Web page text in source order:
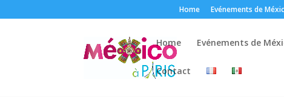
Home Evénements de
Home Evénements de
Contact